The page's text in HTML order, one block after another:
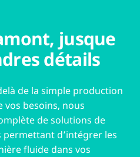
jusque
détails
de la simple production
vos besoins, nous
de solutions de
d’intégrer les
fluide dans vos